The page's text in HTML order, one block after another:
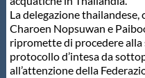
Area Legislativa
Protezione Civile
La delegazione
Charoen Nopsuwan e
ripromette di procedere alla
protocollo d’intesa da
all’attenzione della